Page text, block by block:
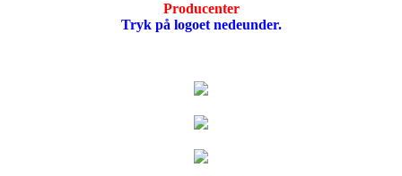
Producenter
Tryk på logoet nedeunder.